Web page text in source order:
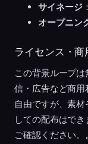
サイネージ
オープニン
ライセンス・
この背景ループ
信・広告など商
自由ですが、素
しての配布はで
ご確認ください